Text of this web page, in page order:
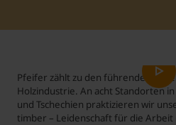
Student Support
Accommodation
Internationalization @
Courses in English
Pfeifer zählt zu den führenden
Holzindustrie. An acht Standorten
und Tschechien praktizieren wir
timber – Leidenschaft für die Arbeit